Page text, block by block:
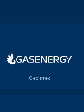
Серіктес